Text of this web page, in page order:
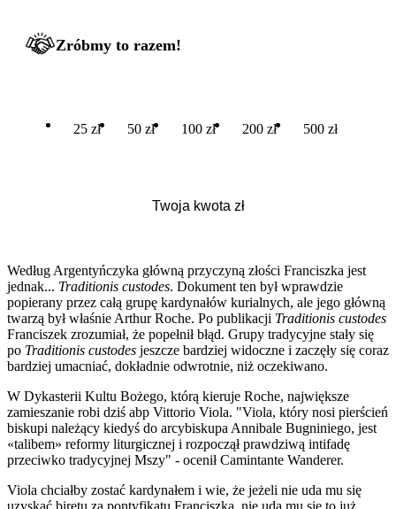
Zróbmy to razem!
25 zł 50 zł 100 zł 200 zł 500 zł
Według Argentyńczyka główną przyczyną złości Franciszka jest
jednak... Traditionis custodes. Dokument ten był wprawdzie
popierany przez całą grupę kardynałów kurialnych, ale jego główną
twarzą był właśnie Arthur Roche. Po publikacji Traditionis custodes
Franciszek zrozumiał, że popełnił błąd. Grupy tradycyjne stały się
po Traditionis custodes jeszcze bardziej widoczne i zaczęły się coraz
bardziej umacniać, dokładnie odwrotnie, niż oczekiwano.
W Dykasterii Kultu Bożego, którą kieruje Roche, największe
zamieszanie robi dziś abp Vittorio Viola. "Viola, który nosi pierścień
biskupi należący kiedyś do arcybiskupa Annibale Bugniniego, jest
«talibem» reformy liturgicznej i rozpoczął prawdziwą intifadę
przeciwko tradycyjnej Mszy" - ocenił Camintante Wanderer.
Viola chciałby zostać kardynałem i wie, że jeżeli nie uda mu się
uzyskać biretu za pontyfikatu Franciszka, nie uda mu się to już